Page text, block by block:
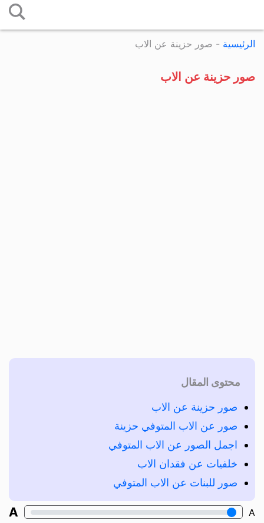
إلى
الرئيسية - صور حزينة عن الاب
صور حزينة عن الاب
محتوى المقال
صور حزينة عن الاب
صور عن الاب المتوفي حزينة
اجمل الصور عن الاب المتوفي
خلفيات عن فقدان الاب
صور للبنات عن الاب المتوفي
A
A